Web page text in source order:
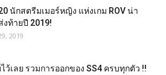
นักสตรีมเมอร์หญิง แห่งเกม ROV น่า
ท้ายปี 2019!
2019
ว้เลย รวมการออกของ SS4 ครบทุกตัว !!